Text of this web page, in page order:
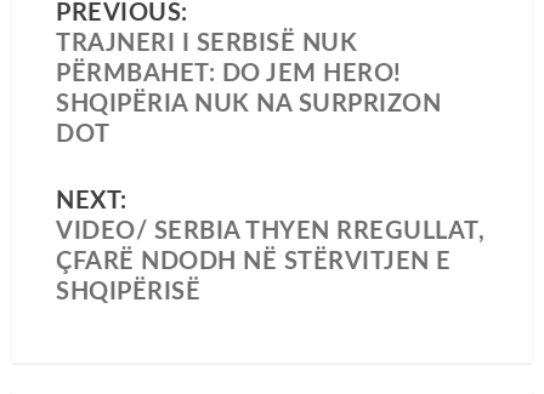
PREVIOUS:
TRAJNERI I SERBISË NUK
PËRMBAHET: DO JEM HERO!
SHQIPËRIA NUK NA SURPRIZON
DOT
NEXT:
VIDEO/ SERBIA THYEN RREGULLAT,
ÇFARË NDODH NË STËRVITJEN E
SHQIPËRISË